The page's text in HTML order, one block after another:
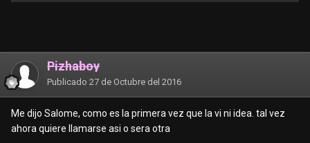
Pizhaboy
Publicado 27 de Octubre del 2016
Me dijo Salome, como es la primera vez que la vi ni idea. tal vez
ahora quiere llamarse asi o sera otra